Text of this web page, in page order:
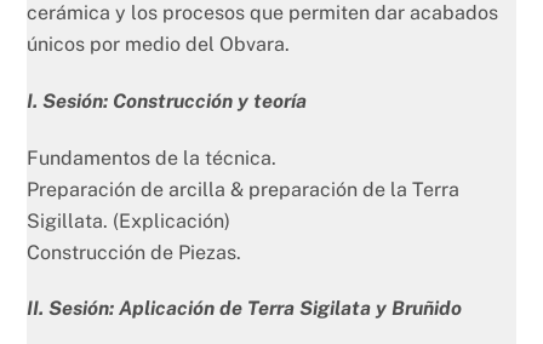
cerámica y los procesos que permiten dar acabados
únicos por medio del Obvara.
I. Sesión: Construcción y teoría
Fundamentos de la técnica.
Preparación de arcilla & preparación de la Terra
Sigillata. (Explicación)
Construcción de Piezas.
II. Sesión: Aplicación de Terra Sigilata y Bruñido